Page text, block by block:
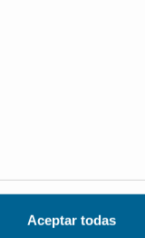
Aceptar todas
Spécialiste
Traumatologique